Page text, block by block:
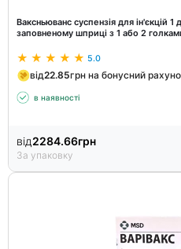
Ваксньюванс суспензія для ін'єкцій
заповненому шприці з 1 або 2
5.0
від22.85грн на бонусний
в наявності
від2284.66грн
За упаковку